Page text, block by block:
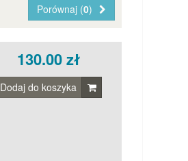
Porównaj (0)
130.00 zł
Dodaj do koszyka